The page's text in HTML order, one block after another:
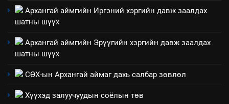
4
Төрийн албаны зөвлөлийн
зөвлөлийн 2025 оны үйл
ТАЗ-ЫН САЛБАР ЗӨВЛӨЛ
Архангай аймгийн Иргэний хэргийн давж заалдах
шатны шүүх
Архангай аймгийн Эрүүгийн хэргийн давж заалдах
шатны шүүх
СӨХ-ын Архангай аймаг дахь салбар зөвлөл
Хүүхэд залуучуудын соёлын төв